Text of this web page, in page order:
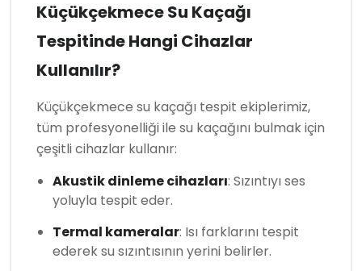
Küçükçekmece Su Kaçağı
Tespitinde Hangi Cihazlar
Kullanılır?
Küçükçekmece su kaçağı tespit ekiplerimiz,
tüm profesyonelliği ile su kaçağını bulmak için
çeşitli cihazlar kullanır:
Akustik dinleme cihazları: Sızıntıyı ses
yoluyla tespit eder.
Termal kameralar: Isı farklarını tespit
ederek su sızıntısının yerini belirler.